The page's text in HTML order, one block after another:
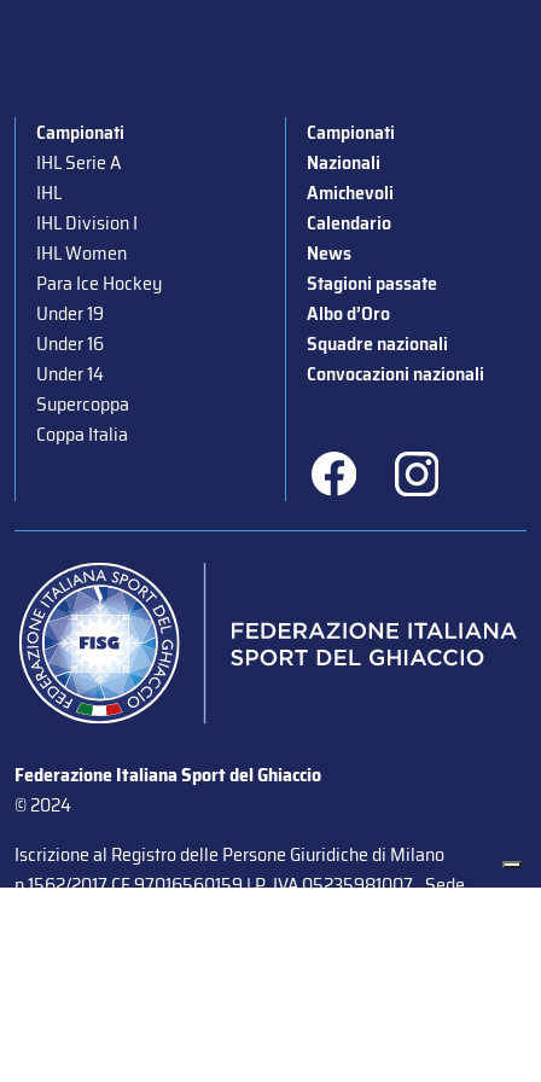
Campionati
IHL Serie A
IHL
IHL Division I
IHL Women
Para Ice Hockey
Under 19
Under 16
Under 14
Supercoppa
Coppa Italia
Campionati
Nazionali
Amichevoli
Calendario
News
Stagioni passate
Albo d’Oro
Squadre nazionali
Convocazioni nazionali
Federazione Italiana Sport del Ghiaccio
© 2024
Iscrizione al Registro delle Persone Giuridiche di Milano
n.1562/2017 CF 97016560159 | P. IVA 05235981007 Sede